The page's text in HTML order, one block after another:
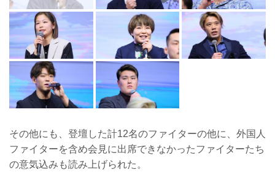
その他にも、登壇した計12名のファイターの他に、外国人
ファイターを含め会見に出席できなかったファイターたち
の意気込みも読み上げられた。